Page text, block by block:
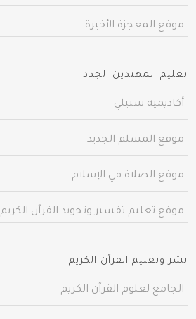
موقع المعجزة الأخيرة
تعليم المهتدين الجدد
أكاديمية سبيلي
موقع المسلم الجديد
موقع الصلاة في الإسلام
موقع تعليم تفسير وتجويد القرآن الكريم
نشر وتعليم القرآن الكريم
الجامع لعلوم القرآن الكريم